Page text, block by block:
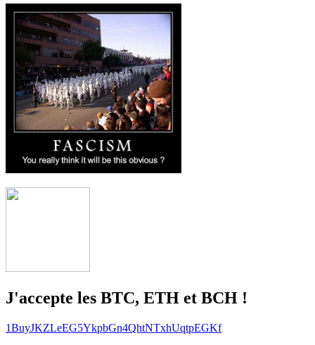
J'accepte les BTC, ETH et BCH !
1BuyJKZLeEG5YkpbGn4QhtNTxhUqtpEGKf